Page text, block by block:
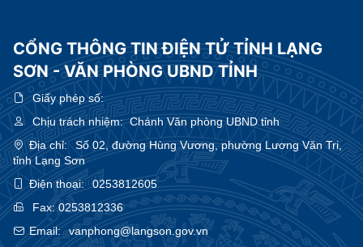
CỔNG THÔNG TIN ĐIỆN TỬ TỈNH LẠNG
SƠN - VĂN PHÒNG UBND TỈNH
Giấy phép số:
Chịu trách nhiệm:Chánh Văn phòng UBND tỉnh
Địa chỉ:
Số 02, đường Hùng Vương, phường Lương Văn Tri,
tỉnh Lạng Sơn
Điện thoại:
0253812605
Fax:0253812336
Email:
vanphong@langson.gov.vn